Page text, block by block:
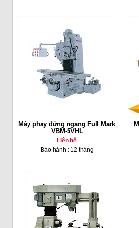
Máy phay đứng ngang Full Mark
VBM-5VHL
Liên hệ
Bảo hành : 12 tháng